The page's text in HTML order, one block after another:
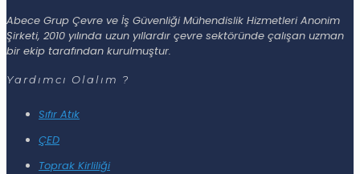
Abece Grup Çevre ve İş Güvenliği Mühendislik Hizmetleri Anonim
Şirketi, 2010 yılında uzun yıllardır çevre sektöründe çalışan uzman
bir ekip tarafından kurulmuştur.
Yardımcı Olalım ?
Sıfır Atık
ÇED
Toprak Kirliliği